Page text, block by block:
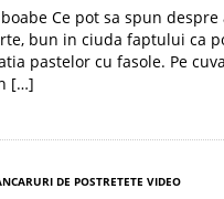
Ce pot sa spun despre
bun in ciuda faptului ca
pastelor cu fasole. Pe
[…]
DE POSTRETETE VIDEO